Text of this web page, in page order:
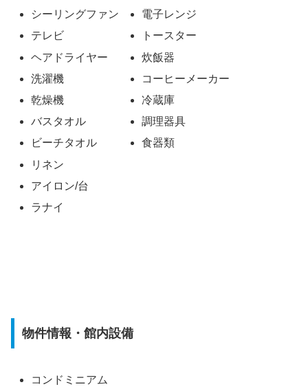
シーリングファン
テレビ
ヘアドライヤー
洗濯機
乾燥機
バスタオル
ビーチタオル
リネン
アイロン/台
ラナイ
電子レンジ
トースター
炊飯器
コーヒーメーカー
冷蔵庫
調理器具
食器類
物件情報・館内設備
コンドミニアム